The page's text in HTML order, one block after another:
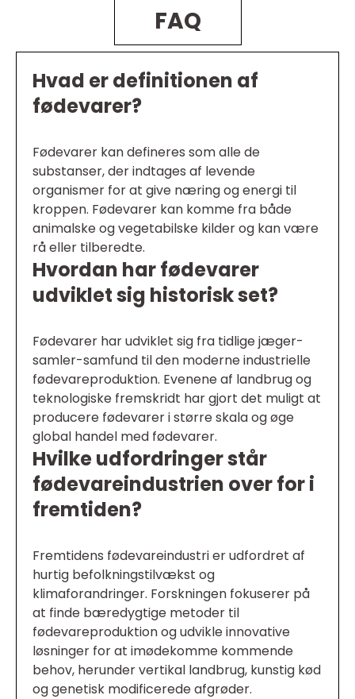
FAQ
Hvad er definitionen af
fødevarer?
Fødevarer kan defineres som alle de
substanser, der indtages af levende
organismer for at give næring og energi til
kroppen. Fødevarer kan komme fra både
animalske og vegetabilske kilder og kan være
rå eller tilberedte.
Hvordan har fødevarer
udviklet sig historisk set?
Fødevarer har udviklet sig fra tidlige jæger-
samler-samfund til den moderne industrielle
fødevareproduktion. Evenene af landbrug og
teknologiske fremskridt har gjort det muligt at
producere fødevarer i større skala og øge
global handel med fødevarer.
Hvilke udfordringer står
fødevareindustrien over for i
fremtiden?
Fremtidens fødevareindustri er udfordret af
hurtig befolkningstilvækst og
klimaforandringer. Forskningen fokuserer på
at finde bæredygtige metoder til
fødevareproduktion og udvikle innovative
løsninger for at imødekomme kommende
behov, herunder vertikal landbrug, kunstig kød
og genetisk modificerede afgrøder.